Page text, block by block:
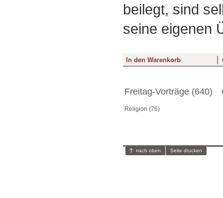
beilegt, sind
seine eigenen
Freitag-Vorträge (640)
Religion (76)
nach oben Seite drucken